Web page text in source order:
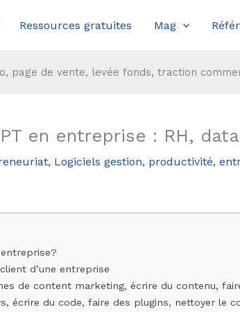
Ressources gratuites Mag
page de vente, levée fonds, traction
en entreprise : RH,
, Logiciels gestion, productivité,
d’une entreprise
de content marketing, écrire du contenu,
écrire du code, faire des plugins, nettoyer le